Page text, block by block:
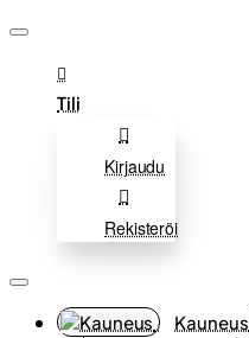
Tili
Kirjaudu
Rekisteröi
Kauneus